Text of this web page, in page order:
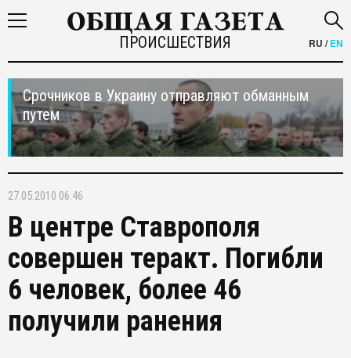
ПРОИСШЕСТВИЯ RU /EN
Срочников в Украину отправляют обманным
путем
27.05.2010 06:46
В центре Ставрополя
совершен теракт. Погибли
6 человек, более 46
получили ранения